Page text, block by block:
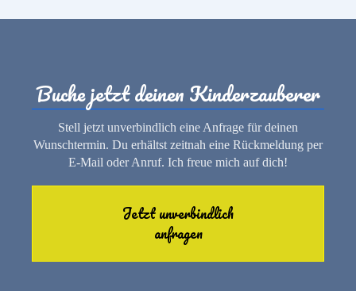
Buche jetzt deinen Kinderzauberer
Stell jetzt unverbindlich eine Anfrage für deinen
Wunschtermin. Du erhältst zeitnah eine Rückmeldung per
E-Mail oder Anruf. Ich freue mich auf dich!
Jetzt unverbindlich
anfragen